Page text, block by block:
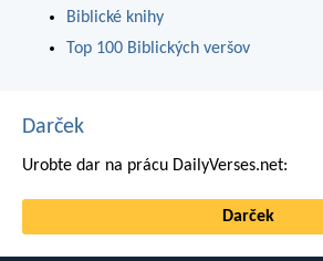
Biblické knihy
Top 100 Biblických veršov
Darček
Urobte dar na prácu DailyVerses.net:
Darček